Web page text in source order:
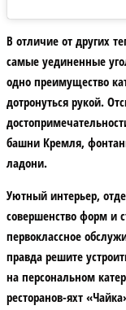
В отличие от других
самые уединенные
одно преимущество
дотронуться рукой.
башни Кремля,
ладони.
Уютный интерьер,
совершенство форм и
первоклассное
правда решите
на персональном
ресторанов-яхт